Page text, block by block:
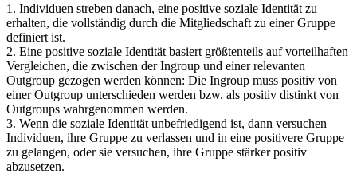
1. Individuen streben danach, eine positive soziale Identität zu
erhalten, die vollständig durch die Mitgliedschaft zu einer Gruppe
definiert ist.
2. Eine positive soziale Identität basiert größtenteils auf vorteilhaften
Vergleichen, die zwischen der Ingroup und einer relevanten
Outgroup gezogen werden können: Die Ingroup muss positiv von
einer Outgroup unterschieden werden bzw. als positiv distinkt von
Outgroups wahrgenommen werden.
3. Wenn die soziale Identität unbefriedigend ist, dann versuchen
Individuen, ihre Gruppe zu verlassen und in eine positivere Gruppe
zu gelangen, oder sie versuchen, ihre Gruppe stärker positiv
abzusetzen.